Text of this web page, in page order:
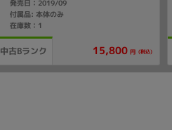
発売日：2019/09
付属品: 本体のみ
在庫数：1
中古Bランク 15,800 円 (税込)